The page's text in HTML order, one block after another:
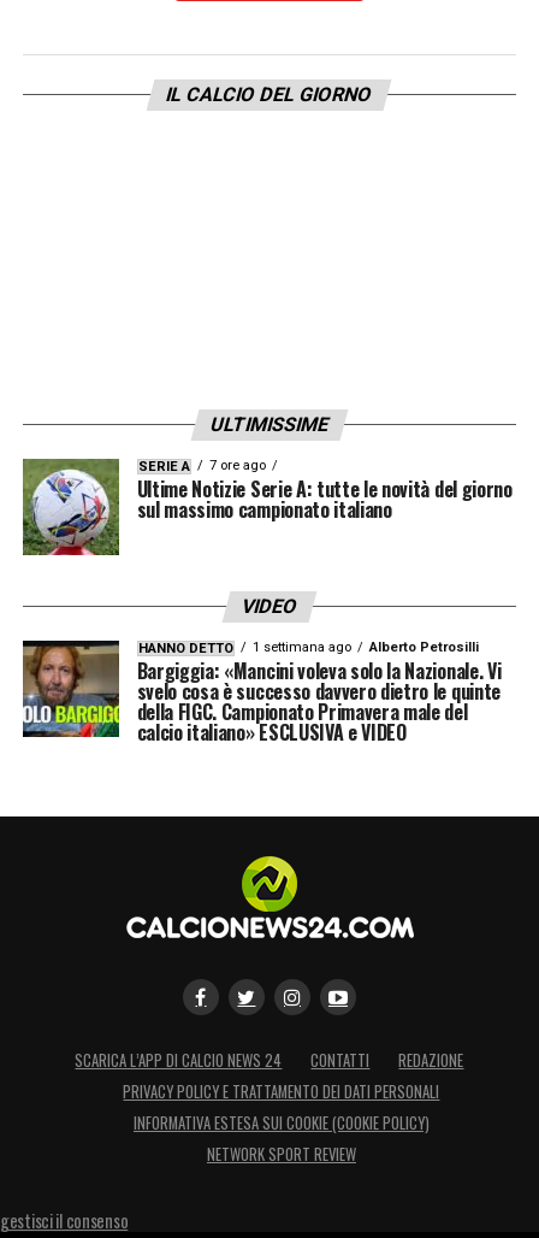
che ci avesse pensato prima, senza
prepararla, senza aspettare la domanda
IL CALCIO DEL GIORNO
ULTIMISSIME
SERIE A 7 ore ago
Ultime Notizie Serie A: tutte le novità del giorno
sul massimo campionato italiano
VIDEO
HANNO DETTO 1 settimana ago Alberto Petrosilli
Bargiggia: «Mancini voleva solo la Nazionale. Vi
svelo cosa è successo davvero dietro le quinte
della FIGC. Campionato Primavera male del
calcio italiano» ESCLUSIVA e VIDEO
SCARICA L’APP DI CALCIO NEWS 24 CONTATTI
REDAZIONE
PRIVACY POLICY E TRATTAMENTO DEI DATI PERSONALI
INFORMATIVA ESTESA SUI COOKIE (COOKIE POLICY)
NETWORK SPORT REVIEW
gestisci il consenso